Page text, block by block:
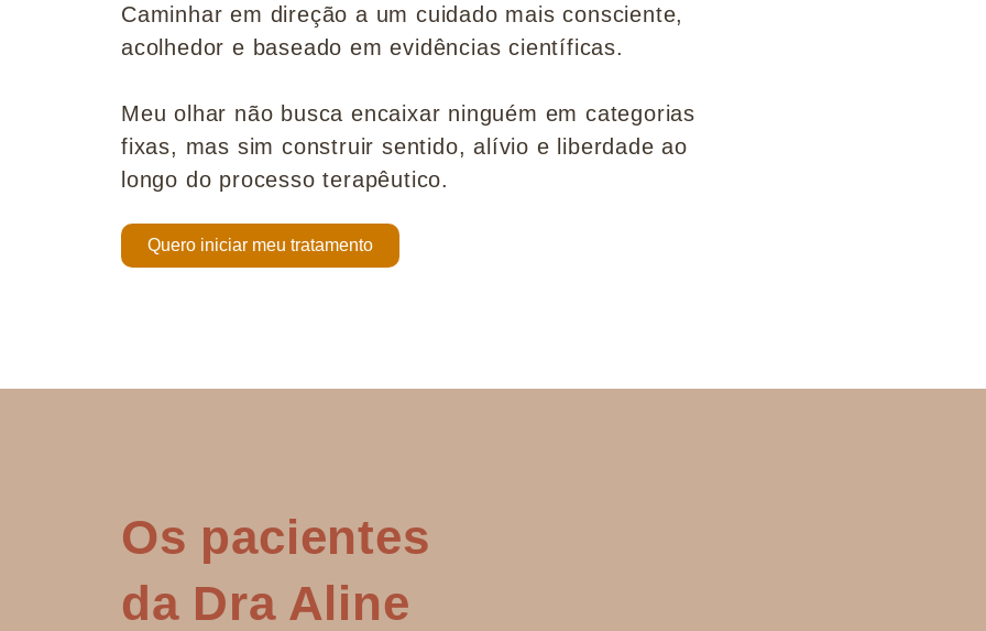
Caminhar em direção a um cuidado mais consciente,
acolhedor e baseado em evidências científicas.
Meu olhar não busca encaixar ninguém em categorias
fixas, mas sim construir sentido, alívio e liberdade ao
longo do processo terapêutico.
Quero iniciar meu tratamento
Os pacientes
da Dra Aline